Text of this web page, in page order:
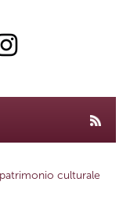
culturale